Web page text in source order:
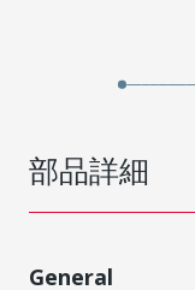
部品詳細
General